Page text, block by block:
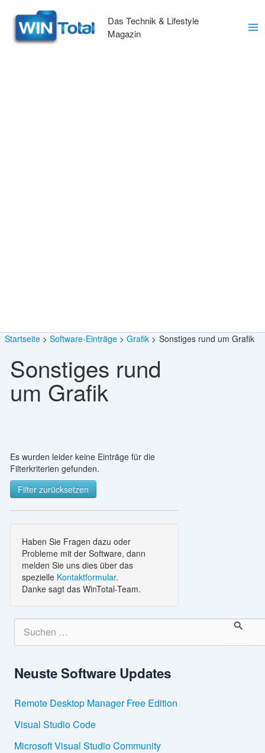
Inhalt
springen
Das Technik & Lifestyle
Magazin
Startseite Software-Einträge Grafik Sonstiges rund um Grafik
Sonstiges rund
um Grafik
Es wurden leider keine Einträge für die
Filterkriterien gefunden.
Filter zurücksetzen
Haben Sie Fragen dazu oder
Probleme mit der Software, dann
melden Sie uns dies über das
spezielle Kontaktformular.
Danke sagt das WinTotal-Team.
c
e
a
c
h
:
Neuste Software Updates
Remote Desktop Manager Free Edition
Visual Studio Code
Microsoft Visual Studio Community